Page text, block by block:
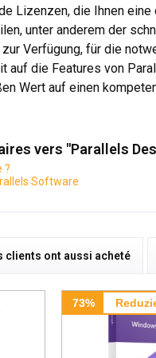
Lizenzen, die Ihnen
unter anderem der
Verfügung, für die
auf die Features von
Wert auf einen
vers "Parallels
?
Software
clients ont aussi acheté
73%